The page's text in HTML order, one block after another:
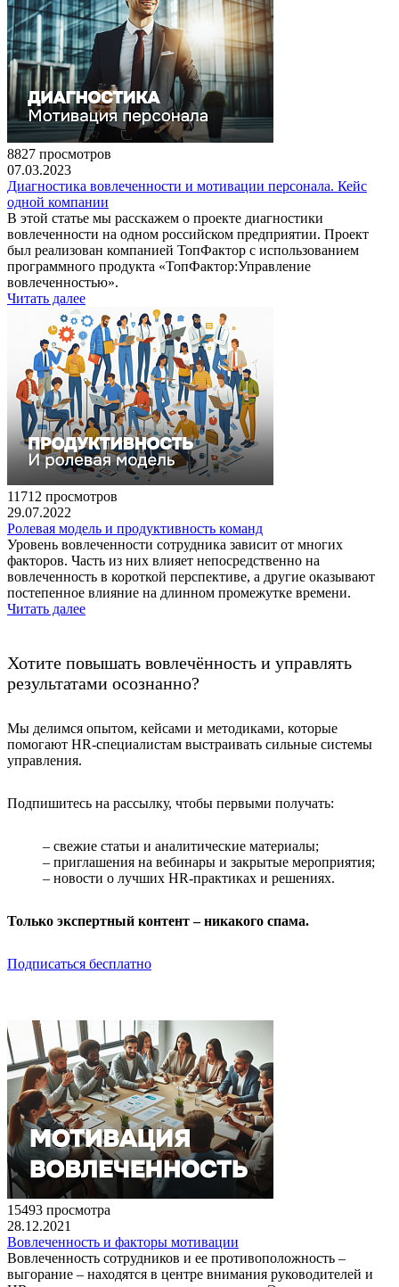
8827 просмотров
07.03.2023
Диагностика вовлеченности и мотивации персонала. Кейс
одной компании
В этой статье мы расскажем о проекте диагностики
вовлеченности на одном российском предприятии. Проект
был реализован компанией ТопФактор с использованием
программного продукта «ТопФактор:Управление
вовлеченностью».
Читать далее
11712 просмотров
29.07.2022
Ролевая модель и продуктивность команд
Уровень вовлеченности сотрудника зависит от многих
факторов. Часть из них влияет непосредственно на
вовлеченность в короткой перспективе, а другие оказывают
постепенное влияние на длинном промежутке времени.
Читать далее
Хотите повышать вовлечённость и управлять
результатами осознанно?
Мы делимся опытом, кейсами и методиками, которые
помогают HR-специалистам выстраивать сильные системы
управления.
Подпишитесь на рассылку, чтобы первыми получать:
– свежие статьи и аналитические материалы;
– приглашения на вебинары и закрытые мероприятия;
– новости о лучших HR-практиках и решениях.
Только экспертный контент – никакого спама.
Подписаться бесплатно
15493 просмотра
28.12.2021
Вовлеченность и факторы мотивации
Вовлеченность сотрудников и ее противоположность –
выгорание – находятся в центре внимания руководителей и